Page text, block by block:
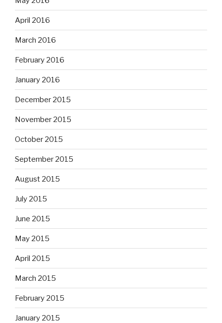
April 2016
March 2016
February 2016
January 2016
December 2015
November 2015
October 2015
September 2015
August 2015
July 2015
June 2015
May 2015
April 2015
March 2015
February 2015
January 2015